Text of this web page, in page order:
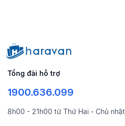
Tổng đài hỗ trợ
1900.636.099
8h00 - 21h00 từ Thứ Hai - Chủ nhật